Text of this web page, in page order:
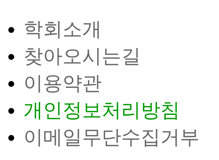
학회소개
찾아오시는길
이용약관
개인정보처리방침
이메일무단수집거부